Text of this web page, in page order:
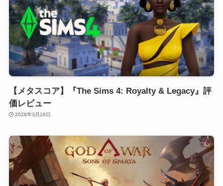
【メタスコア】『The Sims 4: Royalty & Legacy』評
価レビュー
2026年3月16日